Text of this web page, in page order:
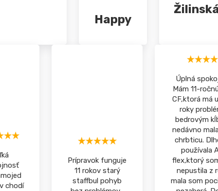
Happy
chodí
Prípravok funguje
11 rokov starý
staffbul pohyb
Úplná
Mám 11-
CF,ktorá má
roky
bedrovým
nedávno
chrbticu.
používala
flex,ktorý
nepustila z
mala som